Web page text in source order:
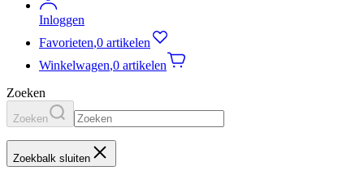
Inloggen
Favorieten,0 artikelen
Winkelwagen,0 artikelen
Zoeken
Zoeken
Zoekbalk sluiten